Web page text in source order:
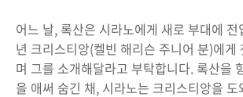
어느 날, 록산은 시라노에게 새로 부대에 전
년 크리스티앙(켈빈 해리슨 주니어 분)에게
며 그를 소개해달라고 부탁합니다. 록산을
을 애써 숨긴 채, 시라노는 크리스티앙을 도